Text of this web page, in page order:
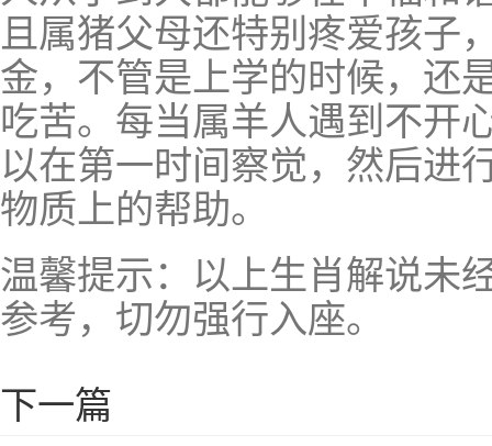
且属猪父母还特别疼爱孩子
金，不管是上学的时候，还
吃苦。每当属羊人遇到不开
以在第一时间察觉，然后进
物质上的帮助。
温馨提示：以上生肖解说未
参考，切勿强行入座。
下一篇